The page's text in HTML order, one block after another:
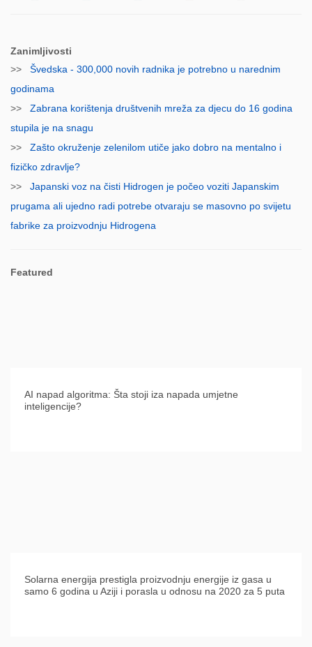
Zanimljivosti
>> Švedska - 300,000 novih radnika je potrebno u narednim
godinama
>> Zabrana korištenja društvenih mreža za djecu do 16 godina
stupila je na snagu
>> Zašto okruženje zelenilom utiče jako dobro na mentalno i
fizičko zdravlje?
>> Japanski voz na čisti Hidrogen je počeo voziti Japanskim
prugama ali ujedno radi potrebe otvaraju se masovno po svijetu
fabrike za proizvodnju Hidrogena
Featured
AI napad algoritma: Šta stoji iza napada umjetne
inteligencije?
Solarna energija prestigla proizvodnju energije iz gasa u
samo 6 godina u Aziji i porasla u odnosu na 2020 za 5 puta